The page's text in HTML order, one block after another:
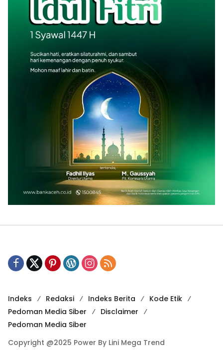
Indeks Redaksi Indeks Berita
Kode Etik
Pedoman Media Siber
Disclaimer
Pedoman Media Siber
Copyright @2025 Power By Lini Mega Trend